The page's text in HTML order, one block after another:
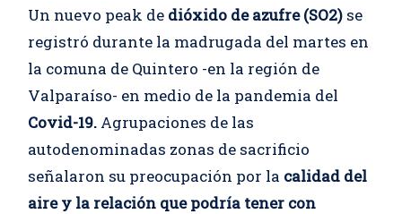
Un nuevo peak de dióxido de azufre (SO2) se
registró durante la madrugada del martes en
la comuna de Quintero -en la región de
Valparaíso- en medio de la pandemia del
Covid-19. Agrupaciones de las
autodenominadas zonas de sacrificio
señalaron su preocupación por la calidad del
aire y la relación que podría tener con